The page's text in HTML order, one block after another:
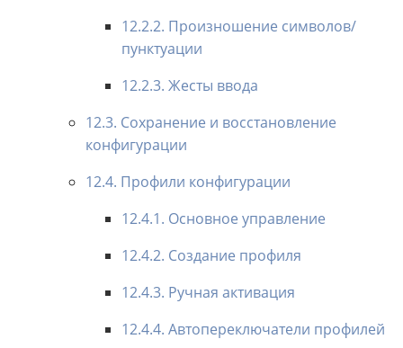
12.2.2. Произношение символов/
пунктуации
12.2.3. Жесты ввода
12.3. Сохранение и восстановление
конфигурации
12.4. Профили конфигурации
12.4.1. Основное управление
12.4.2. Создание профиля
12.4.3. Ручная активация
12.4.4. Автопереключатели профилей